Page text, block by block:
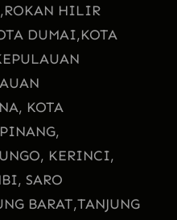
ROKAN HILIR
DUMAI,KOTA
KOTA
KERINCI,
SARO
BARAT,TANJUNG